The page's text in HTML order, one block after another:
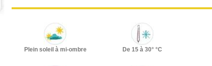
Plein soleil à mi-ombre De 15 à 30° °C